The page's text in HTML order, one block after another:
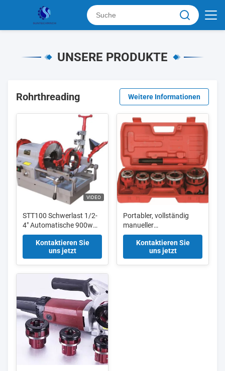
UNSERE PRODUKTE
Rohrthreading Weitere Informationen
VIDEO
STT100 Schwerlast 1/2-
4" Automatische 900w
Leistung Elektrische
Rohrschneidemaschine
Kontaktieren Sie
uns jetzt
Portabler, vollständig
manueller
Schraubrohrdreher mit
mehreren Größen
Kontaktieren Sie
uns jetzt